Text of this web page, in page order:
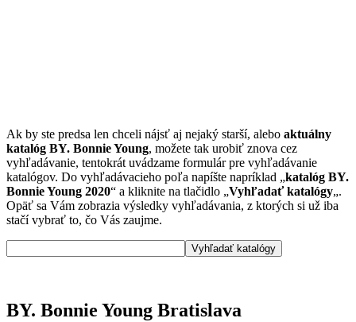
Ak by ste predsa len chceli nájsť aj nejaký starší, alebo aktuálny
katalóg BY. Bonnie Young, možete tak urobiť znova cez
vyhľadávanie, tentokrát uvádzame formulár pre vyhľadávanie
katalógov. Do vyhľadávacieho poľa napíšte napríklad „katalóg BY.
Bonnie Young 2020“ a kliknite na tlačidlo „Vyhľadať katalógy„.
Opäť sa Vám zobrazia výsledky vyhľadávania, z ktorých si už iba
stačí vybrať to, čo Vás zaujme.
BY. Bonnie Young Bratislava